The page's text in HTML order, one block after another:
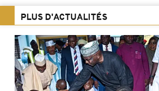
PLUS D'ACTUALITÉS